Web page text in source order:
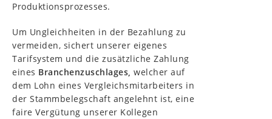
Produktionsprozesses.
Um Ungleichheiten in der Bezahlung zu
vermeiden, sichert unserer eigenes
Tarifsystem und die zusätzliche Zahlung
eines Branchenzuschlages, welcher auf
dem Lohn eines Vergleichsmitarbeiters in
der Stammbelegschaft angelehnt ist, eine
faire Vergütung unserer Kollegen